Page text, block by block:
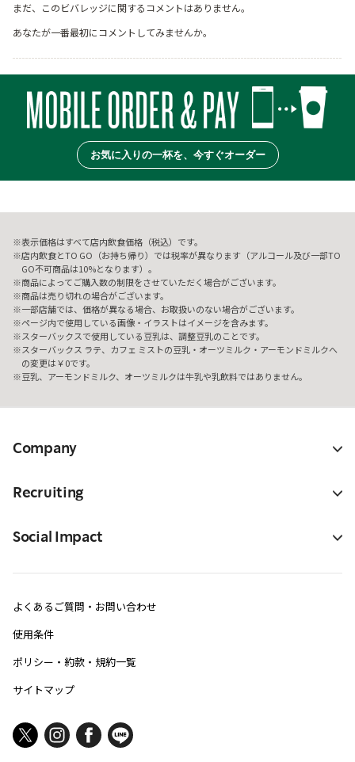
まだ、このビバレッジに関するコメントはありません。
あなたが一番最初にコメントしてみませんか。
お気に入りの一杯を、今すぐオーダー
表示価格はすべて店内飲食価格（税込）です。
店内飲食とTO GO（お持ち帰り）では税率が異なります（アルコール及び一部TO
GO不可商品は10%となります）。
商品によってご購入数の制限をさせていただく場合がございます。
商品は売り切れの場合がございます。
一部店舗では、価格が異なる場合、お取扱いのない場合がございます。
ページ内で使用している画像・イラストはイメージを含みます。
スターバックスで使用している豆乳は、調整豆乳のことです。
スターバックス ラテ、カフェ ミストの豆乳・オーツミルク・アーモンドミルクへ
の変更は￥0です。
豆乳、アーモンドミルク、オーツミルクは牛乳や乳飲料ではありません。
Company
Recruiting
Social Impact
よくあるご質問・お問い合わせ
使用条件
ポリシー・約款・規約一覧
サイトマップ